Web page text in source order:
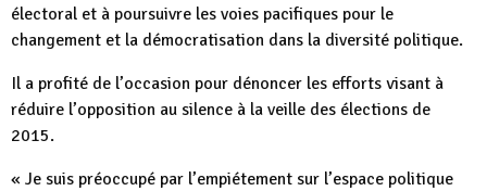
électoral et à poursuivre les voies pacifiques pour le
changement et la démocratisation dans la diversité politique.
Il a profité de l’occasion pour dénoncer les efforts visant à
réduire l’opposition au silence à la veille des élections de
2015.
« Je suis préoccupé par l’empiétement sur l’espace politique